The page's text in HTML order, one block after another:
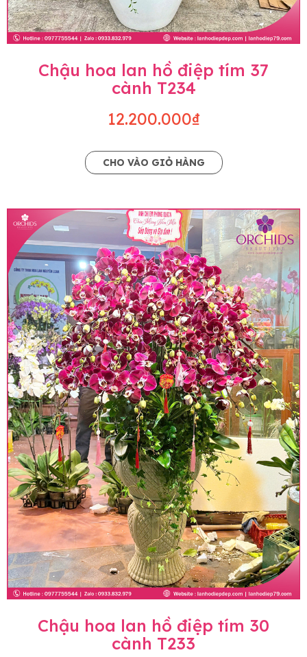
Chậu hoa lan hồ điệp tím 37
cành T234
12.200.000₫
CHO VÀO GIỎ HÀNG
Chậu hoa lan hồ điệp tím 30
cành T233